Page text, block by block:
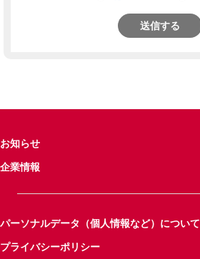
送信する
お知らせ
企業情報
パーソナルデータ（個人情報など）について
プライバシーポリシー